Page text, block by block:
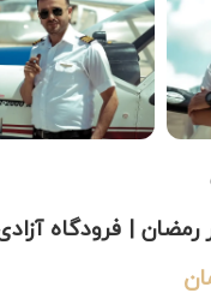
رمضان | فرودگاه